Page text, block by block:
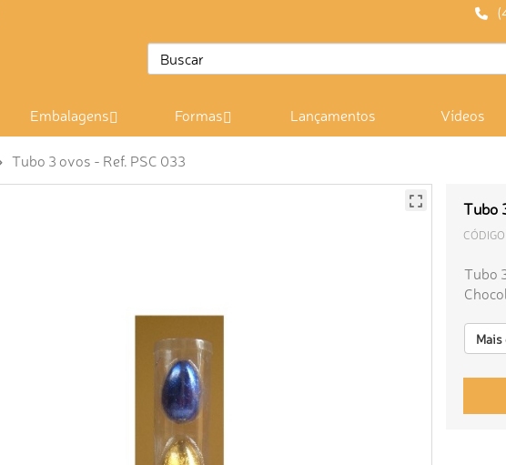
Embalagens Formas Lançamentos Vídeos
Tubo 3 ovos - Ref. PSC 033
Tubo
CÓDIGO
Tubo